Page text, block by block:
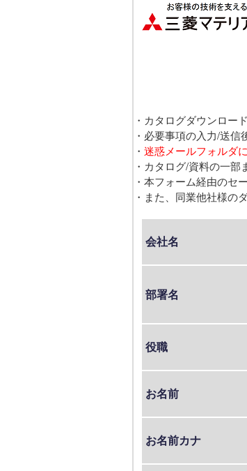
・カタログダウンロー
・必要事項の入力/送信
・ 迷惑メールフォルダ
・カタログ/資料の一
・本フォーム経由のセ
・また、同業他社様の
会社名
部署名
役職
お名前
お名前カナ